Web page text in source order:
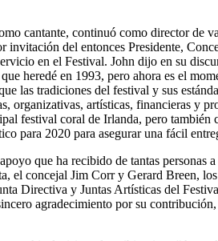
cantante, continuó como director
del entonces Presidente,
en el Festival. John dijo en su
heredé en 1993, pero ahora es el
las tradiciones del festival y sus
organizativas, artísticas, financieras
festival coral de Irlanda, pero
para 2020 para asegurar una fácil
que ha recibido de tantas
el concejal Jim Corr y Gerard Breen,
Directiva y Juntas Artísticas del
agradecimiento por su